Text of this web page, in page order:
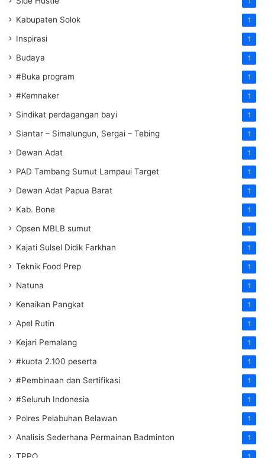
Kabupaten Solok 1
Inspirasi 1
Budaya 1
#Buka program 1
#Kemnaker 1
Sindikat perdagangan bayi 1
Siantar – Simalungun, Sergai – Tebing 1
Dewan Adat 1
PAD Tambang Sumut Lampaui Target 1
Dewan Adat Papua Barat 1
Kab. Bone 1
Opsen MBLB sumut 1
Kajati Sulsel Didik Farkhan 1
Teknik Food Prep 1
Natuna 1
Kenaikan Pangkat 1
Apel Rutin 1
Kejari Pemalang 1
#kuota 2.100 peserta 1
#Pembinaan dan Sertifikasi 1
#Seluruh Indonesia 1
Polres Pelabuhan Belawan 1
Analisis Sederhana Permainan Badminton 1